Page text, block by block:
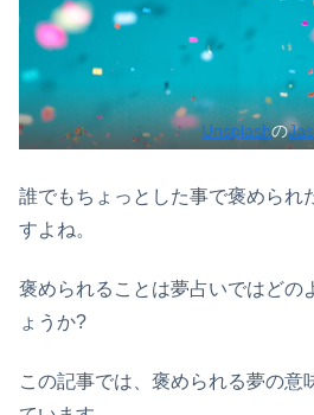
Unsplashの
誰でもちょっとした事で褒められ
すよね。
褒められることは夢占いではどの
ょうか?
この記事では、褒められる夢の意